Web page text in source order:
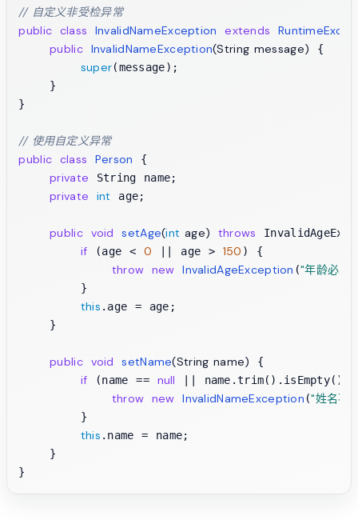
// 自定义非受检异常
public class InvalidNameException extends
public InvalidNameException(String message) {
super(message);
    }
}
// 使用自定义异常
public class Person {
private String name;
private int age;
public void setAge(int age) throws
if (age < 0 || age > 150 ) {
throw new InvalidAgeException ("年龄必须
        }
this .age = age;
    }
public void setName(String name) {
if (name == null || name.trim().isEmpty())
throw new InvalidNameException ("姓名不
        }
this .name = name;
    }